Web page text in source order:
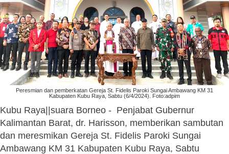
Peresmian dan pemberkatan Gereja St. Fidelis Paroki Sungai Ambawang KM 31
Kabupaten Kubu Raya, Sabtu (6/4/2024). Foto:adpim
Kubu Raya||suara Borneo - Penjabat Gubernur
Kalimantan Barat, dr. Harisson, memberikan sambutan
dan meresmikan Gereja St. Fidelis Paroki Sungai
Ambawang KM 31 Kabupaten Kubu Raya, Sabtu